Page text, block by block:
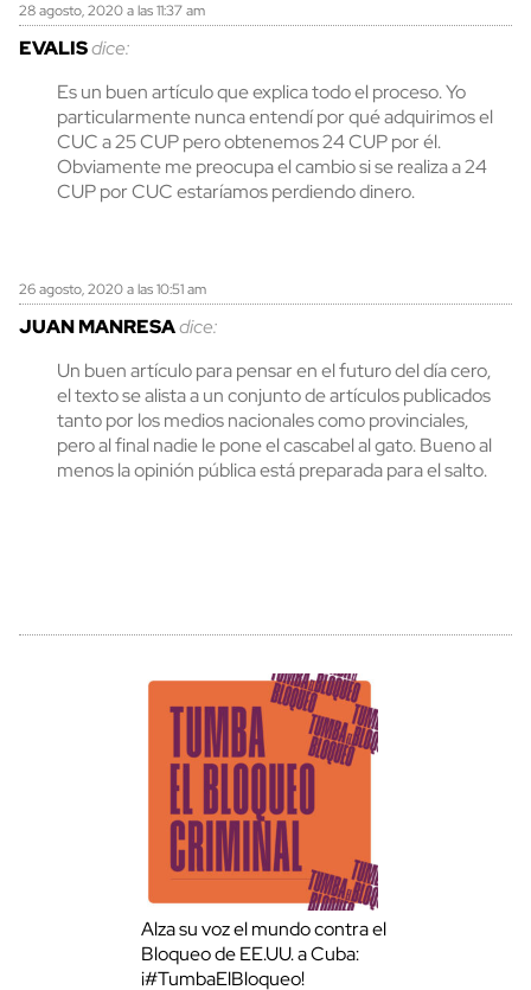
EVALISdice:
28 agosto, 2020 a las 11:37 am
Es un buen artículo que explica todo el proceso. Yo
particularmente nunca entendí por qué adquirimos el
CUC a 25 CUP pero obtenemos 24 CUP por él.
Obviamente me preocupa el cambio si se realiza a 24
CUP por CUC estaríamos perdiendo dinero.
JUAN MANRESAdice:
26 agosto, 2020 a las 10:51 am
Un buen artículo para pensar en el futuro del día cero,
el texto se alista a un conjunto de artículos publicados
tanto por los medios nacionales como provinciales,
pero al final nadie le pone el cascabel al gato. Bueno al
menos la opinión pública está preparada para el salto.
Alza su voz el mundo contra el
Bloqueo de EE.UU. a Cuba:
¡#TumbaElBloqueo!